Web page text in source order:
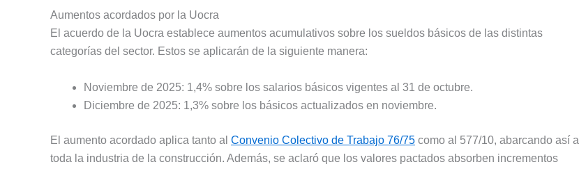
Aumentos acordados por la Uocra
El acuerdo de la Uocra establece aumentos acumulativos sobre los sueldos básicos de las distintas
categorías del sector. Estos se aplicarán de la siguiente manera:
Noviembre de 2025: 1,4% sobre los salarios básicos vigentes al 31 de octubre.
Diciembre de 2025: 1,3% sobre los básicos actualizados en noviembre.
El aumento acordado aplica tanto al Convenio Colectivo de Trabajo 76/75 como al 577/10, abarcando así a
toda la industria de la construcción. Además, se aclaró que los valores pactados absorben incrementos